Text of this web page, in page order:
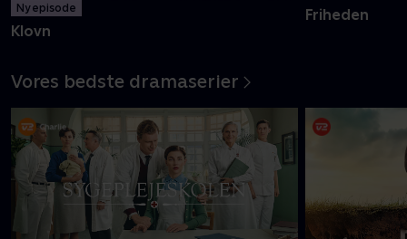
Ny episode
Klovn
Friheden
Vores bedste dramaserier